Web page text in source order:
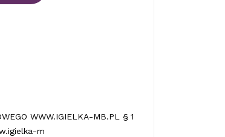
WWW.IGIELKA-MB.PL § 1
m